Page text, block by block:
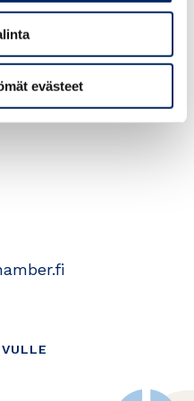
evästeet
Aleksanterinkatu 17,
17.5.tästälinkistä